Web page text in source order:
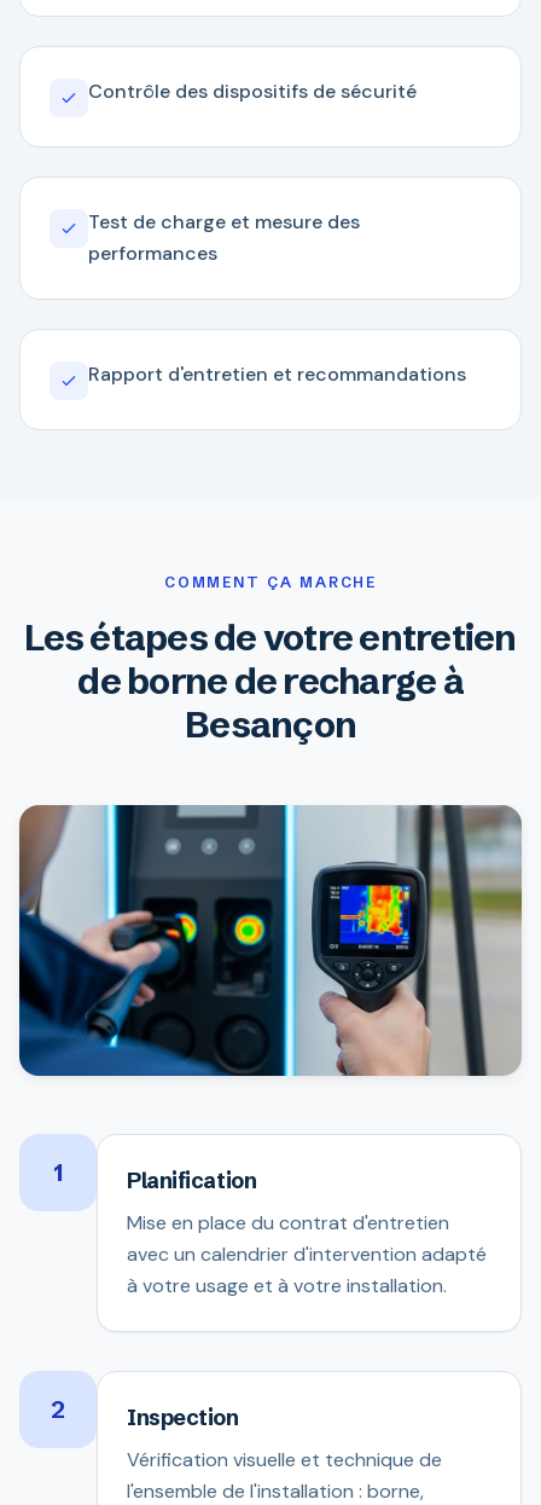
Contrôle des dispositifs de sécurité
Test de charge et mesure des
performances
Rapport d'entretien et recommandations
COMMENT ÇA MARCHE
Les étapes de votre entretien
de borne de recharge à
Besançon
1 Planification
Mise en place du contrat d'entretien
avec un calendrier d'intervention adapté
à votre usage et à votre installation.
2 Inspection
Vérification visuelle et technique de
l'ensemble de l'installation : borne,